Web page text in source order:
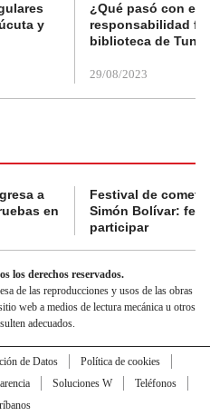
y
¿Qué pasó con el
responsabilidad
biblioteca de
29/08/2023
a
en
Festival de
Simón Bolívar:
participar
los derechos reservados.
de las reproducciones y usos de las obras
web a medios de lectura mecánica u otros
adecuados.
de Datos
Política de cookies
Soluciones W
Teléfonos